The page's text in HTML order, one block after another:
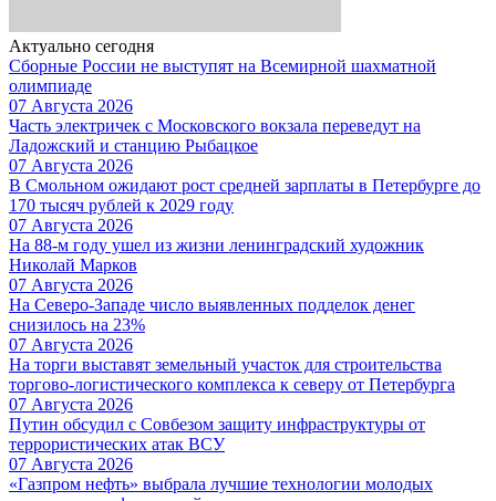
Актуально сегодня
Сборные России не выступят на Всемирной шахматной
олимпиаде
07 Августа 2026
Часть электричек с Московского вокзала переведут на
Ладожский и станцию Рыбацкое
07 Августа 2026
В Смольном ожидают рост средней зарплаты в Петербурге до
170 тысяч рублей к 2029 году
07 Августа 2026
На 88-м году ушел из жизни ленинградский художник
Николай Марков
07 Августа 2026
На Северо-Западе число выявленных подделок денег
снизилось на 23%
07 Августа 2026
На торги выставят земельный участок для строительства
торгово-логистического комплекса к северу от Петербурга
07 Августа 2026
Путин обсудил с Совбезом защиту инфраструктуры от
террористических атак ВСУ
07 Августа 2026
«Газпром нефть» выбрала лучшие технологии молодых